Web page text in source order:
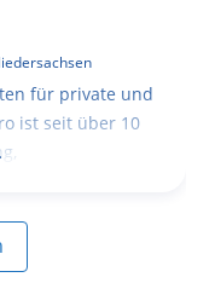
für private und
ist seit über 10